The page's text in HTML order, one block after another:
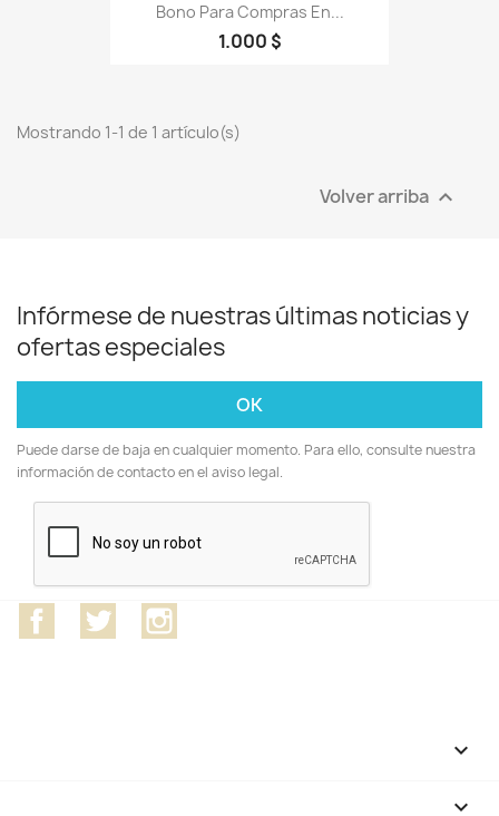
Bono Para Compras En...
1.000 $
Mostrando 1-1 de 1 artículo(s)
Volver arriba 
Infórmese de nuestras últimas noticias y
ofertas especiales
Puede darse de baja en cualquier momento. Para ello, consulte nuestra
información de contacto en el aviso legal.
FacebookTwitter

